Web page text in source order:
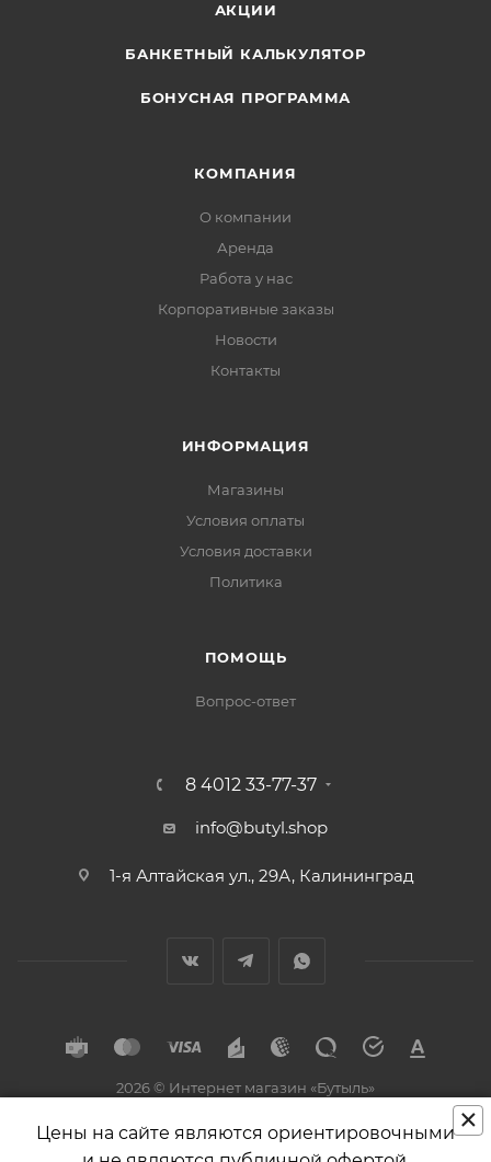
АКЦИИ
БАНКЕТНЫЙ КАЛЬКУЛЯТОР
БОНУСНАЯ ПРОГРАММА
КОМПАНИЯ
О компании
Аренда
Работа у нас
Корпоративные заказы
Новости
Контакты
ИНФОРМАЦИЯ
Магазины
Условия оплаты
Условия доставки
Политика
ПОМОЩЬ
Вопрос-ответ
8 4012 33-77-37
info@butyl.shop
1-я Алтайская ул., 29А, Калининград
2026 © Интернет магазин «Бутыль»
Разработка и поддержка ×
Цены на сайте являются ориентировочными